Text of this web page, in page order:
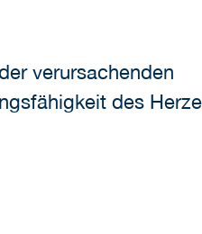
verursachenden
des